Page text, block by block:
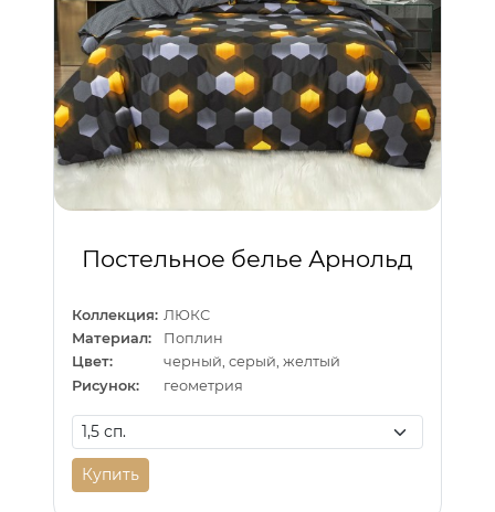
Постельное белье Арнольд
Коллекция: ЛЮКС
Материал:
Поплин
Цвет:
черный, серый, желтый
Рисунок:
геометрия
Купить